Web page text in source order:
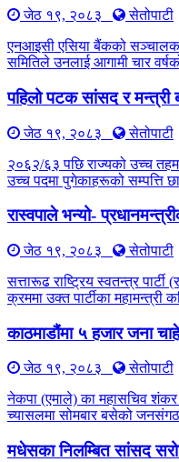
जेठ १९, २०८३
सेतोपाटी
एनआइसी एसिया बैंकको सञ्चालक
समितिले उनलाई आगामी चार
पहिलो पटक सांसद र मन्त्री
जेठ १९, २०८३
सेतोपाटी
२०६२/६३ पछि राज्यको उच्च
उच्च पदमा पुगेकाहरूको सम्पत्ति
रास्वपाले भन्यो-
जेठ १९, २०८३
सेतोपाटी
सत्तारूढ राष्ट्रिय स्वतन्त्र
क्रममा उक्त पार्टीका महामन्त्री
काठमाडौंमा ५ हजार जना
जेठ १९, २०८३
सेतोपाटी
नेकपा (एमाले) का महासचिव शंकर
च्यासलमा सोमबार बसेको
मधेसका निलम्बित सांसद